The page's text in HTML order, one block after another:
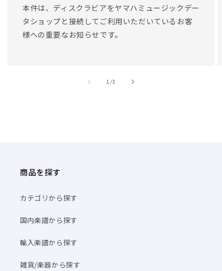
本件は、ディスクラビアをヤマハミュージックデー
タショップと接続してご利用いただいているお客
様への重要なお知らせです。
1 //3
商品を探す
カテゴリから探す
国内楽譜から探す
輸入楽譜から探す
雑貨/楽器から探す